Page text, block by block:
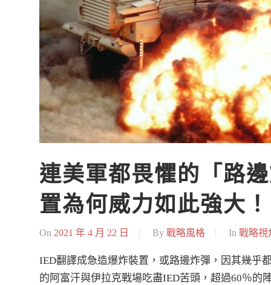
連美軍都畏懼的「路
置為何威力如此強大
On 2021 年 4 月 22 日 By 戰略風格 In 戰略視
IED翻譯成急造爆炸裝置，或路邊炸彈，因其幾乎
的阿富汗與伊拉克戰場吃盡IED苦頭，超過60％